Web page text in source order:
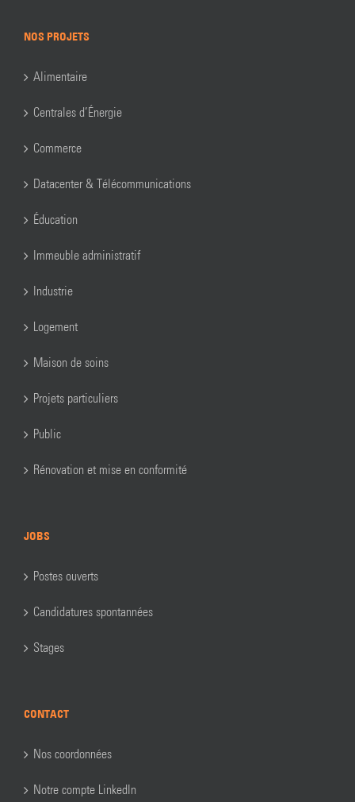
NOS PROJETS
Alimentaire
Centrales d’Énergie
Commerce
Datacenter & Télécommunications
Éducation
Immeuble administratif
Industrie
Logement
Maison de soins
Projets particuliers
Public
Rénovation et mise en conformité
JOBS
Postes ouverts
Candidatures spontannées
Stages
CONTACT
Nos coordonnées
Notre compte LinkedIn